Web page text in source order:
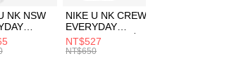
點擊此簡訊中的連結，可透過四大超商
行付款，方視為交易完成。
立刻繳費，但若您需要取消訂單，請聯
取消之訂單仍視為有效，需透過AFTEE
以上)免運費
NK NSW
CR
襪
NIKE U NK CREW
EVERYDAY
BBALL 3PR 男女
長統襪
NT$527
NT$650